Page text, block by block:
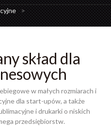
>
skład dla
w małych rozmiarach i
dla start-upów, a także
i drukarki o niskich
przedsiębiorstw.